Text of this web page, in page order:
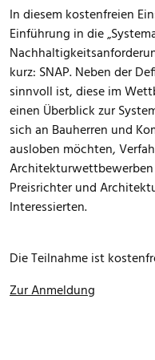
In diesem kostenfreien
Einführung in die
kurz: SNAP. Neben der
sinnvoll ist, diese im
einen Überblick zur
sich an Bauherren und
ausloben möchten,
Preisrichter und
Interessierten.
Die Teilnahme ist
Zur Anmeldung